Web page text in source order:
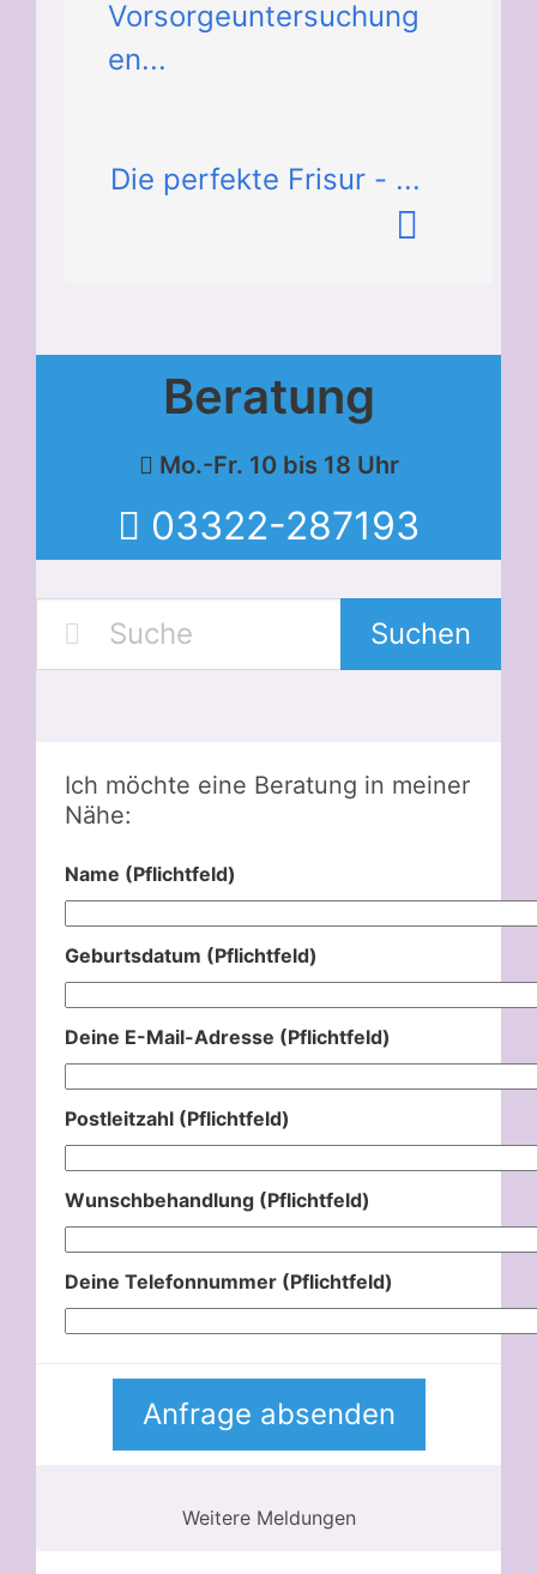
Vorsorgeuntersuchung
en...
Die perfekte Frisur - ...
Beratung
Mo.-Fr. 10 bis 18 Uhr
03322-287193
Suchen
Ich möchte eine Beratung in meiner
Nähe:
Name (Pflichtfeld)
Geburtsdatum (Pflichtfeld)
Deine E-Mail-Adresse (Pflichtfeld)
Postleitzahl (Pflichtfeld)
Wunschbehandlung (Pflichtfeld)
Deine Telefonnummer (Pflichtfeld)
Weitere Meldungen